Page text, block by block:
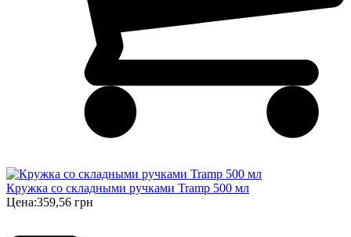
Кружка со складными ручками Tramp 500 мл
Цена:359,56 грн